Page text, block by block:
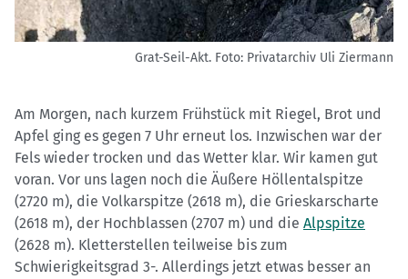
Grat-Seil-Akt. Foto: Privatarchiv Uli Ziermann
Am Morgen, nach kurzem Frühstück mit Riegel, Brot und
Apfel ging es gegen 7 Uhr erneut los. Inzwischen war der
Fels wieder trocken und das Wetter klar. Wir kamen gut
voran. Vor uns lagen noch die Äußere Höllentalspitze
(2720 m), die Volkarspitze (2618 m), die Grieskarscharte
(2618 m), der Hochblassen (2707 m) und die Alpspitze
(2628 m). Kletterstellen teilweise bis zum
Schwierigkeitsgrad 3-. Allerdings jetzt etwas besser an